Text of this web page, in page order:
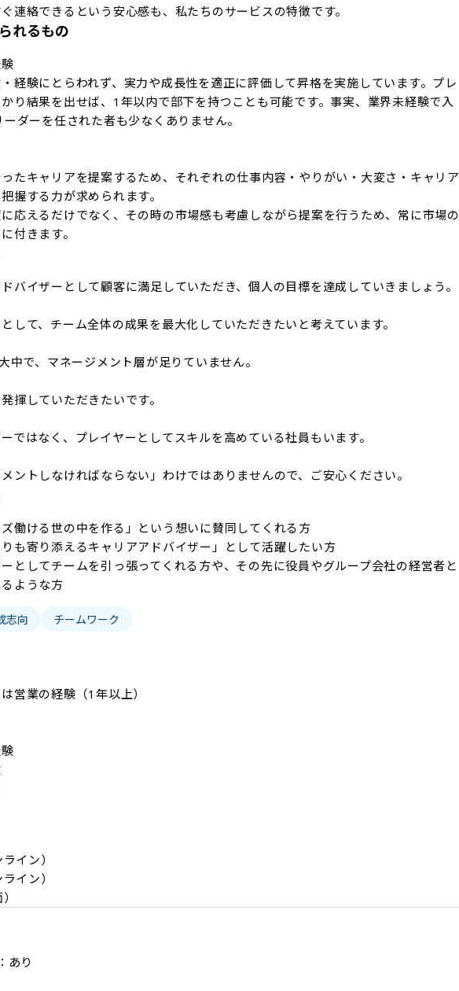
連絡できるという安心感も、私たちのサービスの特徴です。
れるもの
経験にとらわれず、実力や成長性を適正に評価して昇格を実施しています。プレ
り結果を出せば、1年以内で部下を持つことも可能です。事実、業界未経験で入
ダーを任された者も少なくありません。
たキャリアを提案するため、それぞれの仕事内容・やりがい・大変さ・キャリア
握する力が求められます。
応えるだけでなく、その時の市場感も考慮しながら提案を行うため、常に市場の
付きます。
バイザーとして顧客に満足していただき、個人の目標を達成していきましょう。
して、チーム全体の成果を最大化していただきたいと考えています。
中で、マネージメント層が足りていません。
揮していただきたいです。
ではなく、プレイヤーとしてスキルを高めている社員もいます。
メントしなければならない」わけではありませんので、ご安心ください。
ズ働ける世の中を作る」という想いに賛同してくれる方
りも寄り添えるキャリアアドバイザー」として活躍したい方
としてチームを引っ張ってくれる方や、その先に役員やグループ会社の経営者と
ような方
志向 チームワーク
営業の経験（1年以上）
イン）
イン）
あり